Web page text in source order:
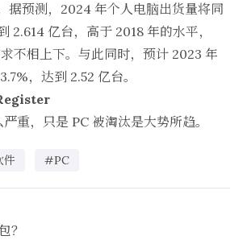
据预测，2024 年个人电脑出货量将同
2.614 亿台，高于 2018 年的水平，
不相上下。与此同时，预计 2023 年
，达到 2.52 亿台。
重，只是 PC 被淘汰是大势所趋。
件 #PC
？